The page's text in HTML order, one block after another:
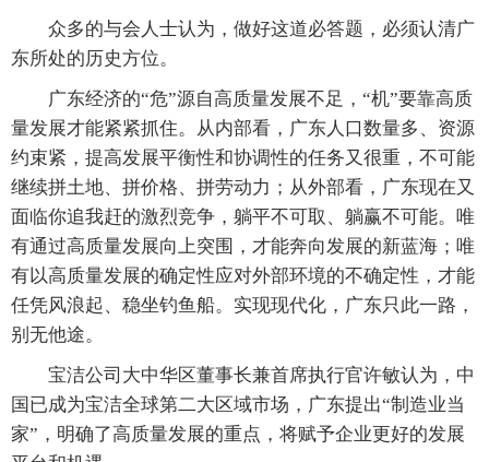
众多的与会人士认为，做好这道必答题，必须认清广
东所处的历史方位。
广东经济的“危”源自高质量发展不足，“机”要靠高质
量发展才能紧紧抓住。从内部看，广东人口数量多、资源
约束紧，提高发展平衡性和协调性的任务又很重，不可能
继续拼土地、拼价格、拼劳动力；从外部看，广东现在又
面临你追我赶的激烈竞争，躺平不可取、躺赢不可能。唯
有通过高质量发展向上突围，才能奔向发展的新蓝海；唯
有以高质量发展的确定性应对外部环境的不确定性，才能
任凭风浪起、稳坐钓鱼船。实现现代化，广东只此一路，
别无他途。
宝洁公司大中华区董事长兼首席执行官许敏认为，中
国已成为宝洁全球第二大区域市场，广东提出“制造业当
家”，明确了高质量发展的重点，将赋予企业更好的发展